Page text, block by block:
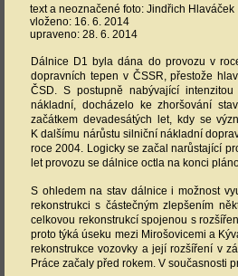
text a neoznačené foto: Jindřich Hlaváček
vloženo: 16. 6. 2014
upraveno: 28. 6. 2014
Dálnice D1 byla dána do provozu v
dopravních tepen v ČSSR, přestože
ČSD. S postupně nabývající
nákladní, docházelo ke zhoršování
začátkem devadesátých let, kdy se
K dalšímu nárůstu silniční nákladní
roce 2004. Logicky se začal narůstající
let provozu se dálnice octla na konci
S ohledem na stav dálnice i možnost
rekonstrukci s částečným zlepšením
celkovou rekonstrukcí spojenou s
proto týká úseku mezi Mirošovicemi a
rekonstrukce vozovky a její rozšíření v
Práce začaly před rokem. V současnosti